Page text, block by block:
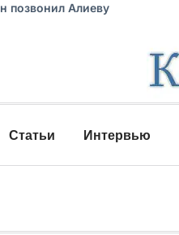
позвонил Алиеву
Статьи Интервью